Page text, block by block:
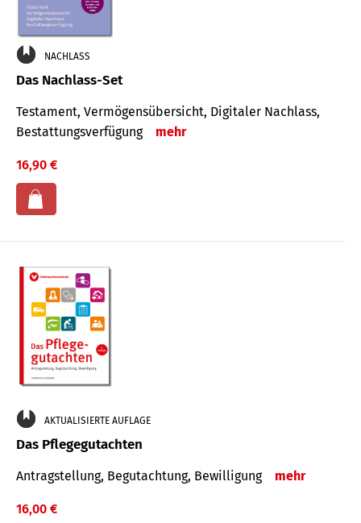
NACHLASS
Das Nachlass-Set
Testament, Vermögens­übersicht, Digitaler Nach­lass,
Bestat­tungs­ver­fügung
mehr
16,90 €
AKTUALISIERTE AUFLAGE
Das Pflegegutachten
Antragstellung, Begutachtung, Bewilligung mehr
16,00 €